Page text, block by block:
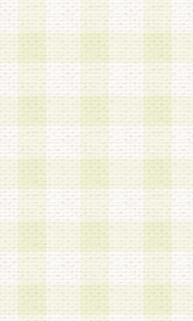
1.当社は、会員の
アドレス等会員個
シーポリシー
」
は、当該個人情報
す。なお、これら
かじめ会員の同意
a.本サービスの実
b.本サービスに係
c.会員からの電話
d.その他これらに
2.当社は、会員個
会員情報を本人の
人を識別できる情